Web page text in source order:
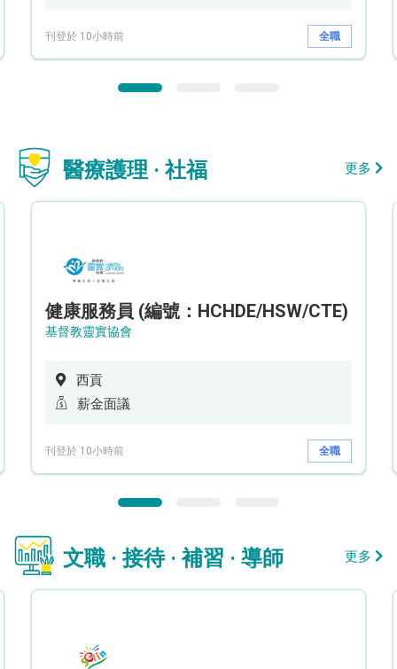
刊登於 10小時前 全職
醫療護理 · 社福 更多
健康服務員 (編號：HCHDE/HSW/CTE)
基督教靈實協會
西貢
薪金面議
刊登於 10小時前 全職
文職 · 接待 · 補習 · 導師 更多